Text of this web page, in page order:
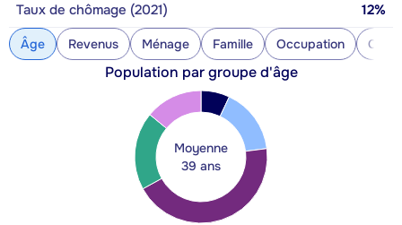
Taux de chômage (2021) 12%
Âge Revenus Ménage Famille Occupation
Population par groupe d'âge
Moyenne
39 ans